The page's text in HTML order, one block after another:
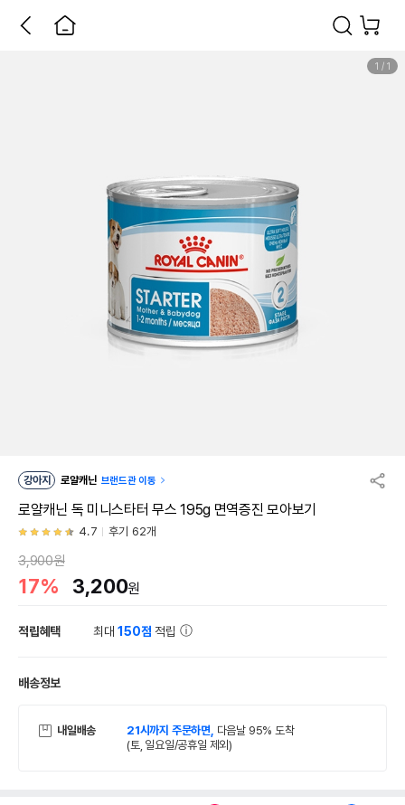
1 / 1
강아지 로얄캐닌 브랜드관 이동
로얄캐닌 독 미니스타터 무스 195g 면역증진 모아보기
4.7 후기 62개
3,900원
17% 3,200원
적립혜택 최대150점 적립
배송정보
내일배송 21시까지 주문하면, 다음날 95% 도착
(토, 일요일/공휴일 제외)